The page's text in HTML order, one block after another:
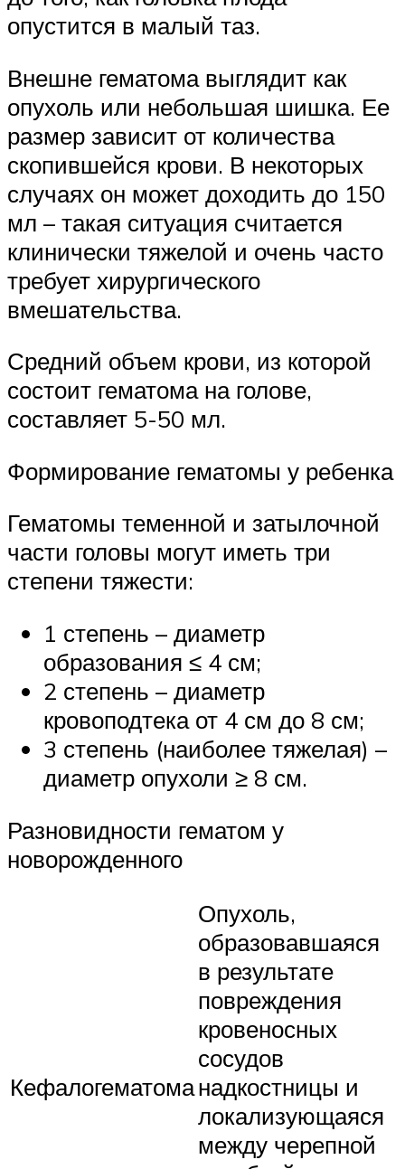
опустится в малый таз.
Внешне гематома выглядит как
опухоль или небольшая шишка. Ее
размер зависит от количества
скопившейся крови. В некоторых
случаях он может доходить до 150
мл – такая ситуация считается
клинически тяжелой и очень часто
требует хирургического
вмешательства.
Средний объем крови, из которой
состоит гематома на голове,
составляет 5-50 мл.
Формирование гематомы у ребенка
Гематомы теменной и затылочной
части головы могут иметь три
степени тяжести:
1 степень – диаметр
образования ≤ 4 см;
2 степень – диаметр
кровоподтека от 4 см до 8 см;
3 степень (наиболее тяжелая) –
диаметр опухоли ≥ 8 см.
Разновидности гематом у
новорожденного
Кефалогематома
Опухоль,
образовавшаяся
в результате
повреждения
кровеносных
сосудов
надкостницы и
локализующаяся
между черепной